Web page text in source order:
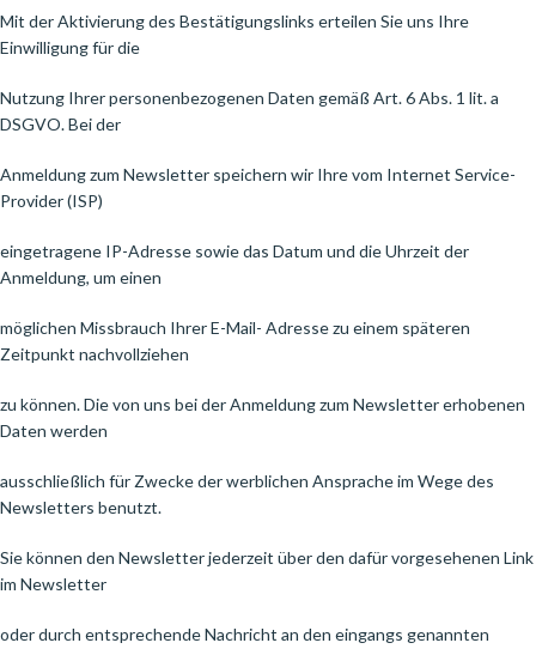
Mit der Aktivierung des Bestätigungslinks erteilen Sie uns Ihre
Einwilligung für die
Nutzung Ihrer personenbezogenen Daten gemäß Art. 6 Abs. 1 lit. a
DSGVO. Bei der
Anmeldung zum Newsletter speichern wir Ihre vom Internet Service-
Provider (ISP)
eingetragene IP-Adresse sowie das Datum und die Uhrzeit der
Anmeldung, um einen
möglichen Missbrauch Ihrer E-Mail- Adresse zu einem späteren
Zeitpunkt nachvollziehen
zu können. Die von uns bei der Anmeldung zum Newsletter erhobenen
Daten werden
ausschließlich für Zwecke der werblichen Ansprache im Wege des
Newsletters benutzt.
Sie können den Newsletter jederzeit über den dafür vorgesehenen Link
im Newsletter
oder durch entsprechende Nachricht an den eingangs genannten